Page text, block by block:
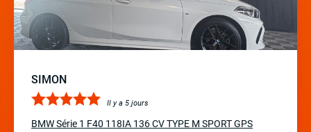
SIMON
Il y a 5 jours
BMW Série 1 F40 118IA 136 CV TYPE M SPORT GPS